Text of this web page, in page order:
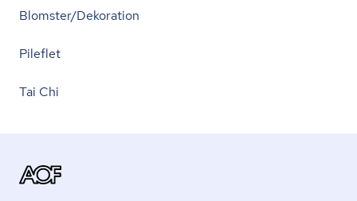
Blomster/Dekoration
Pileflet
Tai Chi